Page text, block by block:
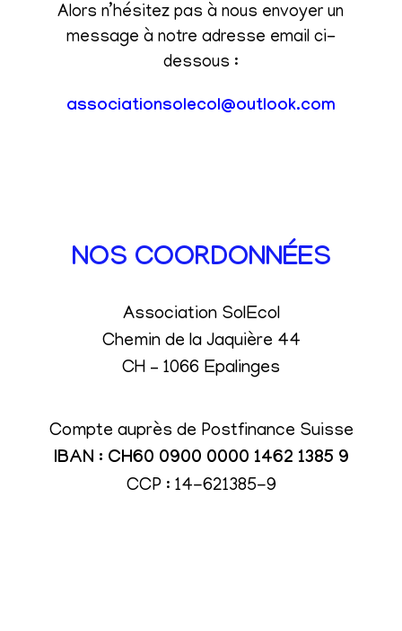
Alors n’hésitez pas à nous envoyer un
message à notre adresse email ci-
dessous :
associationsolecol@outlook.com
NOS COORDONNÉES
Association SolEcol
Chemin de la Jaquière 44
CH – 1066 Epalinges
Compte auprès de Postfinance Suisse
IBAN : CH60 0900 0000 1462 1385 9
CCP : 14-621385-9